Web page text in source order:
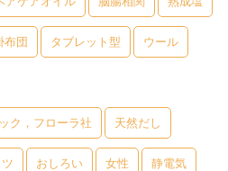
布団 タブレット型 ウール
ク，フローラ社 天然だし
おしろい 女性 静電気